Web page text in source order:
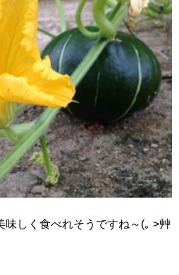
しく食べれそうですね～(｡ >艸